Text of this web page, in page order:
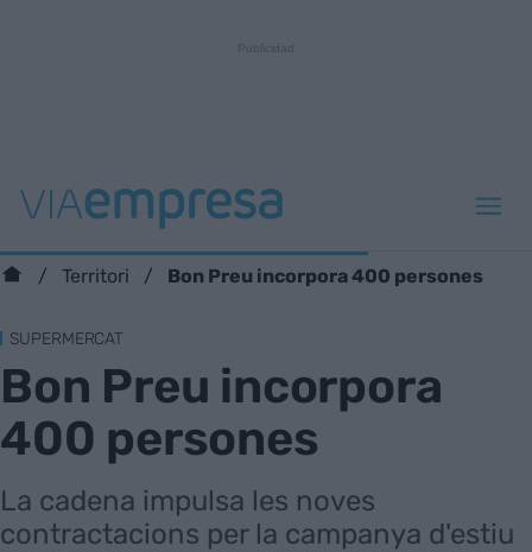
Territori Bon Preu incorpora 400 persones
SUPERMERCAT
Bon Preu incorpora
400 persones
La cadena impulsa les noves
contractacions per la campanya d'estiu